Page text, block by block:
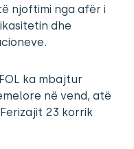
njoftimi nga afër i
dhe
ka mbajtur
në vend, atë
23 korrik